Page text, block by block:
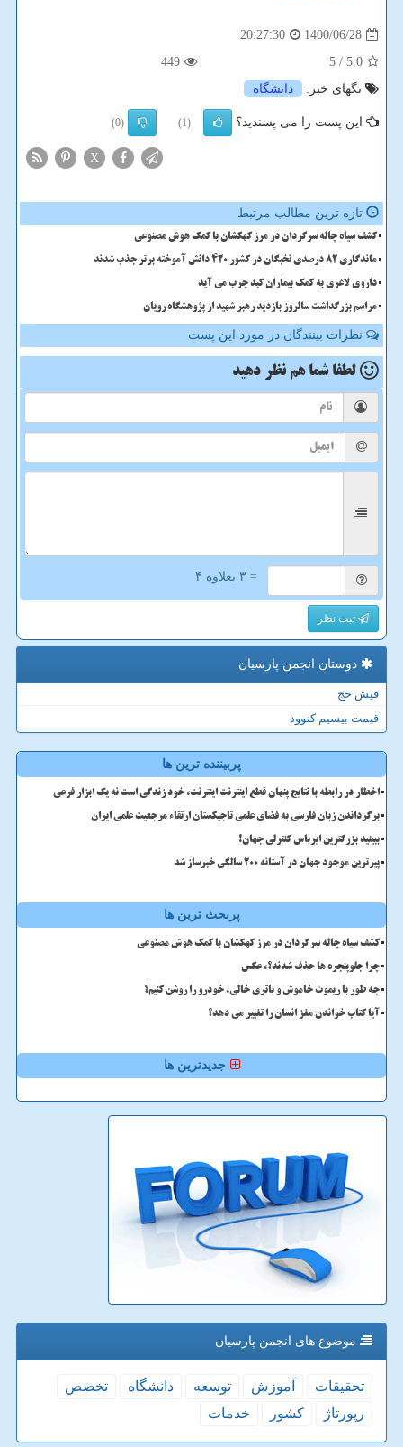
1400/06/28
20:27:30
5.0
/ 5
449
تگهای خبر:
دانشگاه
این پست را می پسندید؟ (1)
(0)
X
تازه ترین مطالب مرتبط
کشف سیاه چاله سرگردان در مرز کهکشان با کمک هوش مصنوعی
ماندگاری 82 درصدی نخبگان در کشور 420 دانش آموخته برتر جذب شدند
داروی لاغری به کمک بیماران کبد چرب می آید
مراسم بزرگداشت سالروز بازدید رهبر شهید از پژوهشگاه رویان
نظرات بینندگان در مورد این پست
لطفا شما هم نظر دهید
= ۳ بعلاوه ۴
ثبت نظر
دوستان انجمن پارسیان
فیش حج
قیمت بیسیم کنوود
پربیننده ترین ها
اخطار در رابطه با نتایج پنهان قطع اینترنت اینترنت، خود زندگی است نه یک ابزار فرعی
برگرداندن زبان فارسی به فضای علمی تاجیکستان ارتقاء مرجعیت علمی ایران
ببینید بزرگترین ایرباس کنترلی جهان!
پیرترین موجود جهان در آستانه ۲۰۰ سالگی خبرساز شد
پربحث ترین ها
کشف سیاه چاله سرگردان در مرز کهکشان با کمک هوش مصنوعی
چرا جلوپنجره ها حذف شدند؟، عکس
چه طور با ریموت خاموش و باتری خالی، خودرو را روشن کنیم؟
آیا کتاب خواندن مغز انسان را تغییر می دهد؟
جدیدترین ها
موضوع های انجمن پارسیان
تحقیقات آموزش توسعه دانشگاه
تخصص
رپورتاژ
كشور خدمات